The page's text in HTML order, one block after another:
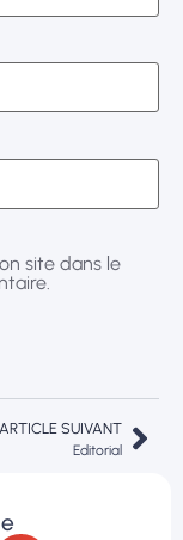
site dans le
ARTICLE SUIVANT
Editorial